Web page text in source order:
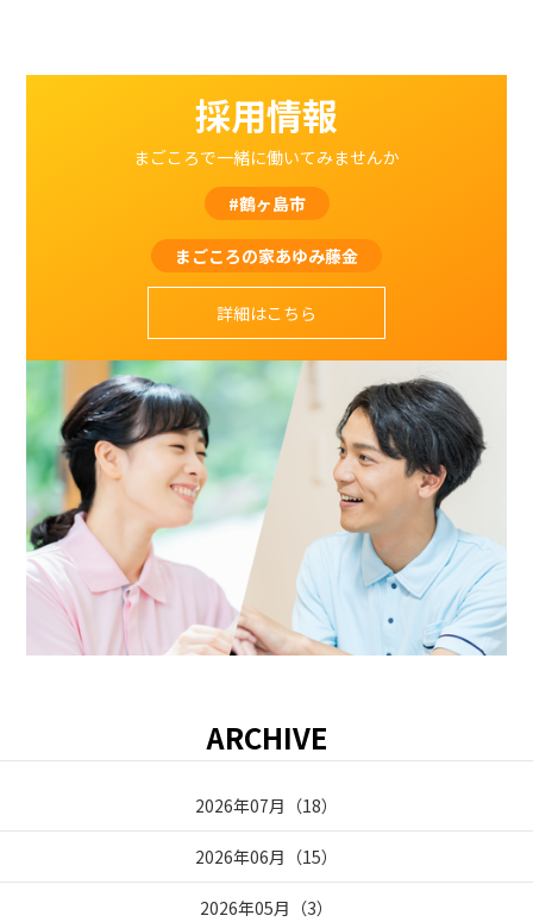
採用情報
まごころで一緒に働いてみませんか
#鶴ヶ島市
まごころの家あゆみ藤金
詳細はこちら
ARCHIVE
2026年07月 （18）
2026年06月 （15）
2026年05月 （3）